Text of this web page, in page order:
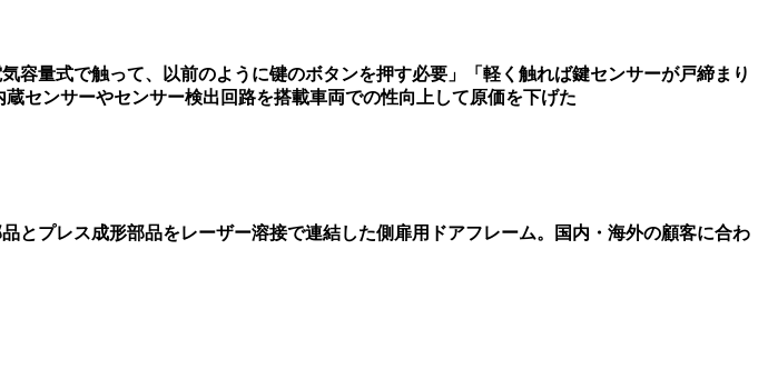
量式で触って、以前のように键のボタンを押す必要」「軽く触れば鍵センサーが戸締まり
センサーやセンサー検出回路を搭載車両での性向上して原価を下げた
とプレス成形部品をレーザー溶接で連結した側扉用ドアフレーム。国内・海外の顧客に合わ